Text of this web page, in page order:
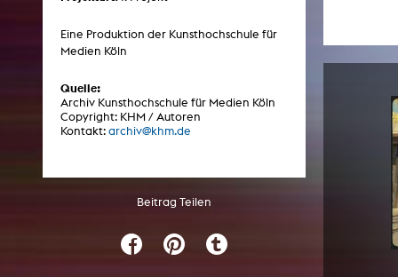
Eine Produktion der Kunsthochschule für
Medien Köln
Quelle:
Archiv Kunsthochschule für Medien Köln
Copyright: KHM / Autoren
Kontakt: archiv@khm.de
Beitrag Teilen
Künstlerische Arbeiten Studierende
Kölsch-Glas-Edition